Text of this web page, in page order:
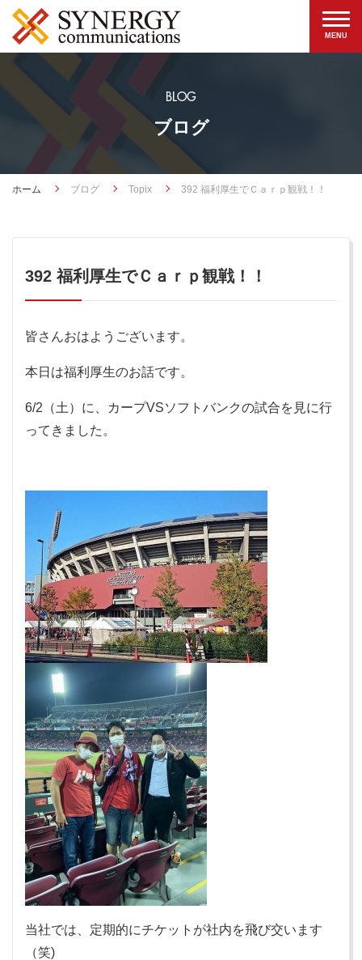
BLOG
ブログ
ホーム ブログ Topix 392 福利厚生でＣａｒｐ観戦！！
392 福利厚生でＣａｒｐ観戦！！
皆さんおはようございます。
本日は福利厚生のお話です。
6/2（土）に、カープVSソフトバンクの試合を見に行
ってきました。
当社では、定期的にチケットが社内を飛び交います
（笑)